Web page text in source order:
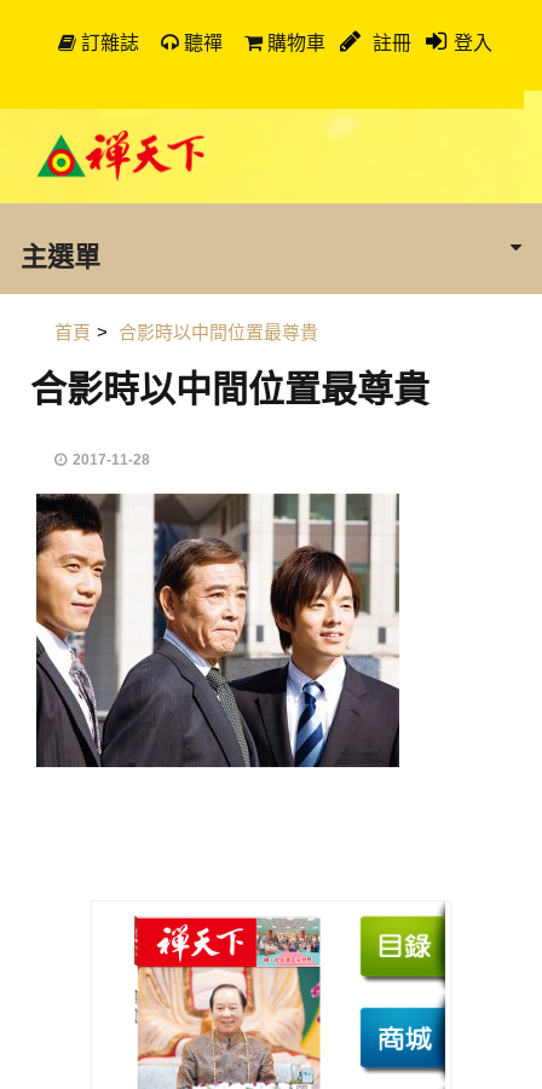
訂雜誌 聽禪 購物車 註冊 登入
主選單
首頁 > 合影時以中間位置最尊貴
合影時以中間位置最尊貴
2017-11-28